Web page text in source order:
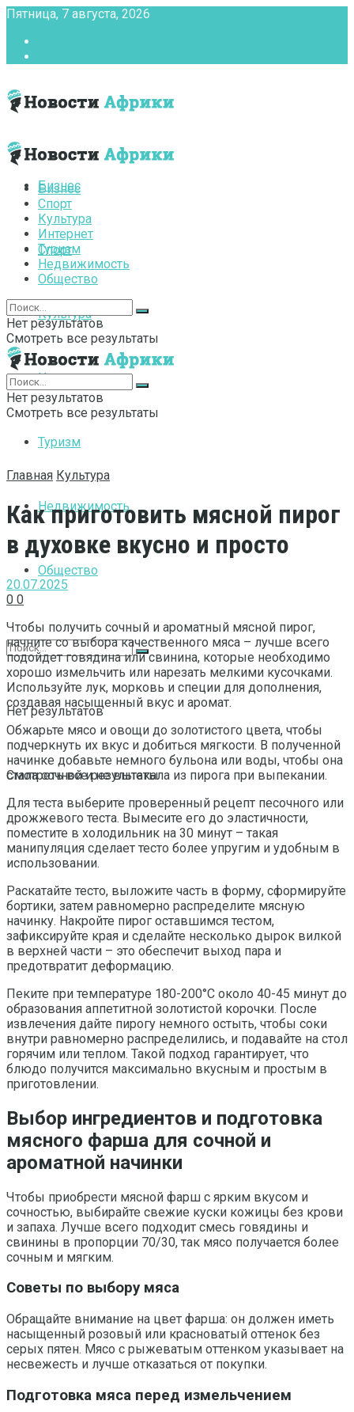
Пятница, 7 августа, 2026
Бизнес
Спорт
Культура
Интернет
Туризм
Недвижимость
Общество
Нет результатов
Смотреть все результаты
Бизнес
Спорт
Культура
Интернет
Туризм
Недвижимость
Общество
Нет результатов
Смотреть все результаты
Нет результатов
Смотреть все результаты
Главная Культура
Как приготовить мясной пирог
в духовке вкусно и просто
20.07.2025
0 0
Чтобы получить сочный и ароматный мясной пирог,
начните со выбора качественного мяса – лучше всего
подойдет говядина или свинина, которые необходимо
хорошо измельчить или нарезать мелкими кусочками.
Используйте лук, морковь и специи для дополнения,
создавая насыщенный вкус и аромат.
Обжарьте мясо и овощи до золотистого цвета, чтобы
подчеркнуть их вкус и добиться мягкости. В полученной
начинке добавьте немного бульона или воды, чтобы она
стала сочной и не вытекала из пирога при выпекании.
Для теста выберите проверенный рецепт песочного или
дрожжевого теста. Вымесите его до эластичности,
поместите в холодильник на 30 минут – такая
манипуляция сделает тесто более упругим и удобным в
использовании.
Раскатайте тесто, выложите часть в форму, сформируйте
бортики, затем равномерно распределите мясную
начинку. Накройте пирог оставшимся тестом,
зафиксируйте края и сделайте несколько дырок вилкой
в верхней части – это обеспечит выход пара и
предотвратит деформацию.
Пеките при температуре 180-200°C около 40-45 минут до
образования аппетитной золотистой корочки. После
извлечения дайте пирогу немного остыть, чтобы соки
внутри равномерно распределились, и подавайте на стол
горячим или теплом. Такой подход гарантирует, что
блюдо получится максимально вкусным и простым в
приготовлении.
Выбор ингредиентов и подготовка
мясного фарша для сочной и
ароматной начинки
Чтобы приобрести мясной фарш с ярким вкусом и
сочностью, выбирайте свежие куски кожицы без крови
и запаха. Лучше всего подходит смесь говядины и
свинины в пропорции 70/30, так мясо получается более
сочным и мягким.
Советы по выбору мяса
Обращайте внимание на цвет фарша: он должен иметь
насыщенный розовый или красноватый оттенок без
серых пятен. Мясо с рыжеватым оттенком указывает на
несвежесть и лучше отказаться от покупки.
Подготовка мяса перед измельчением